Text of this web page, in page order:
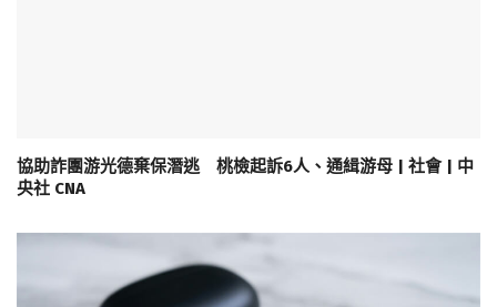
協助詐團游光德棄保潛逃 桃檢起訴6人、通緝游母 | 社會 | 中
央社 CNA